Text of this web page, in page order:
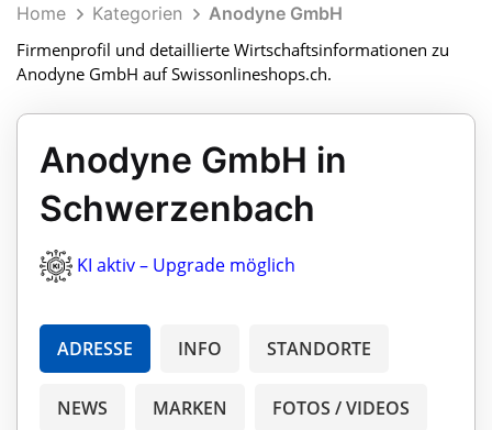
Home Kategorien
Anodyne GmbH
Firmenprofil und detaillierte Wirtschaftsinformationen zu
Anodyne GmbH auf Swissonlineshops.ch.
Anodyne GmbH in
Schwerzenbach
KI aktiv – Upgrade möglich
ADRESSE INFO STANDORTE
NEWS MARKEN FOTOS / VIDEOS